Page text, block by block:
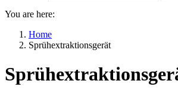
You are here:
Home
Sprühextraktionsgerät